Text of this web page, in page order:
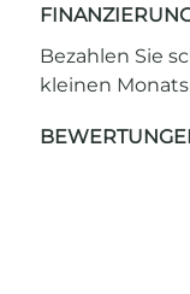
Bezahlen Sie
kleinen